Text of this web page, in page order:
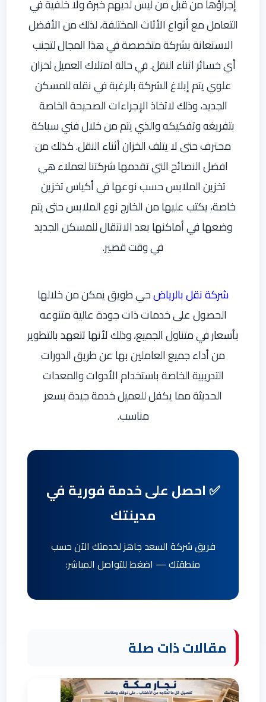
إجراؤها من قبل من ليس لديهم خبرة ولا خلفية في
التعامل مع أنواع الأثاث المختلفة، لذلك من الأفضل
الاستعانة بشركة متخصصة في هذا المجال لتجنب
أي خسائر اثناء النقل. في حالة امتلاك العميل لخزان
علوي يتم إبلاغ الشركة بالرغبة في نقله للمسكن
الجديد، وذلك لاتخاذ الإجراءات الصحيحة الخاصة
بتفريغه وتفكيكه والذي يتم من خلال فني سباكة
محترف حتى لا يتلف الخزان أثناء النقل. كذلك من
افضل النصائح التي تقدمها شركتنا لعملاء هي
تخزين الملابس حسب نوعها في أكياس تخزين
خاصة، يكتب عليها من الخارج نوع الملابس حتى يتم
وضعها في أماكنها بعد الانتقال للمسكن الجديد
في وقت قصير.
شركة نقل بالرياضحي طويق يمكن من خلالها
الحصول على خدمات ذات جودة عالية متنوعه
بأسعار في متناول الجميع، وذلك لأنها تتعهد بالتطوير
من أداء جميع العاملين بها عن طريق الدورات
التدريبية الخاصة باستخدام الأدوات والمعدات
الحديثة مما يكفل للعميل خدمة جيدة بسعر
مناسب.
✅ احصل على خدمة فورية في
مدينتك
فريق شركة السعد جاهز لخدمتك الآن حسب
منطقتك — اضغط للتواصل المباشر:
مقالات ذات صلة